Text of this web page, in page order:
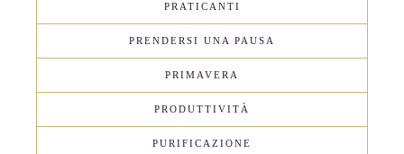
PRATICANTI
PRENDERSI UNA PAUSA
PRIMAVERA
PRODUTTIVITÀ
PURIFICAZIONE